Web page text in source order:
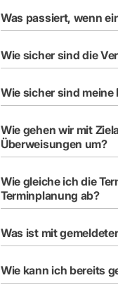
Was passiert, wenn
Wie sicher sind die
Wie sicher sind meine
Wie gehen wir mit
Überweisungen um?
Wie gleiche ich die
Terminplanung ab?
Was ist mit
Wie kann ich bereits